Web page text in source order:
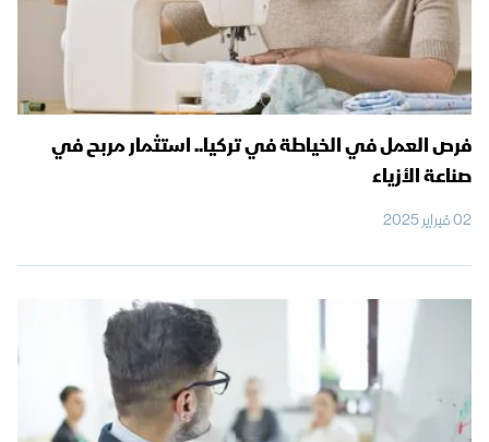
فرص العمل في الخياطة في تركيا.. استثمار مربح في
صناعة الأزياء
02 فبراير 2025